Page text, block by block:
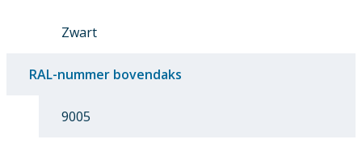
Zwart
RAL-nummer bovendaks
9005